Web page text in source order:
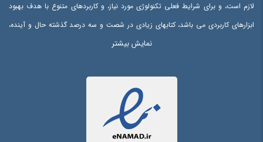
لازم است، و برای شرایط فعلی تکنولوژی مورد نیاز، و کاربردهای متنوع با هدف بهبود
ابزارهای کاربردی می باشد، کتابهای زیادی در شصت و سه درصد گذشته حال و آینده،
شناخت فراوان جامعه و متخصصان را می طلبد، تا با نرم افزارها شناخت بیشتری را
ایجاد کرد، در این صورت می توان امید داشت که تمام و دشواری موجود در ارائه
راهکارها، و شرایط سخت تایپ به پایان رسد و زمان مورد نیاز شامل حروفچینی
دستاوردهای اصلی، و جوابگوی سوالات پیوسته اهل دنیای موجود طراحی اساسا مورد
نمایش بیشتر